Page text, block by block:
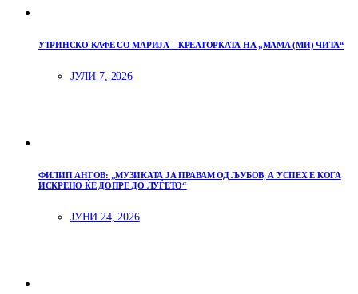
УТРИНСКО КАФЕ СО МАРИЈА – КРЕАТОРКАТА НА „МАМА (МИ) ЧИТА“
ЈУЛИ 7, 2026
ФИЛИП АНГОВ: „МУЗИКАТА ЈА ПРАВАМ ОД ЉУБОВ, А УСПЕХ Е КОГА
ИСКРЕНО ЌЕ ДОПРЕ ДО ЛУЃЕТО“
ЈУНИ 24, 2026